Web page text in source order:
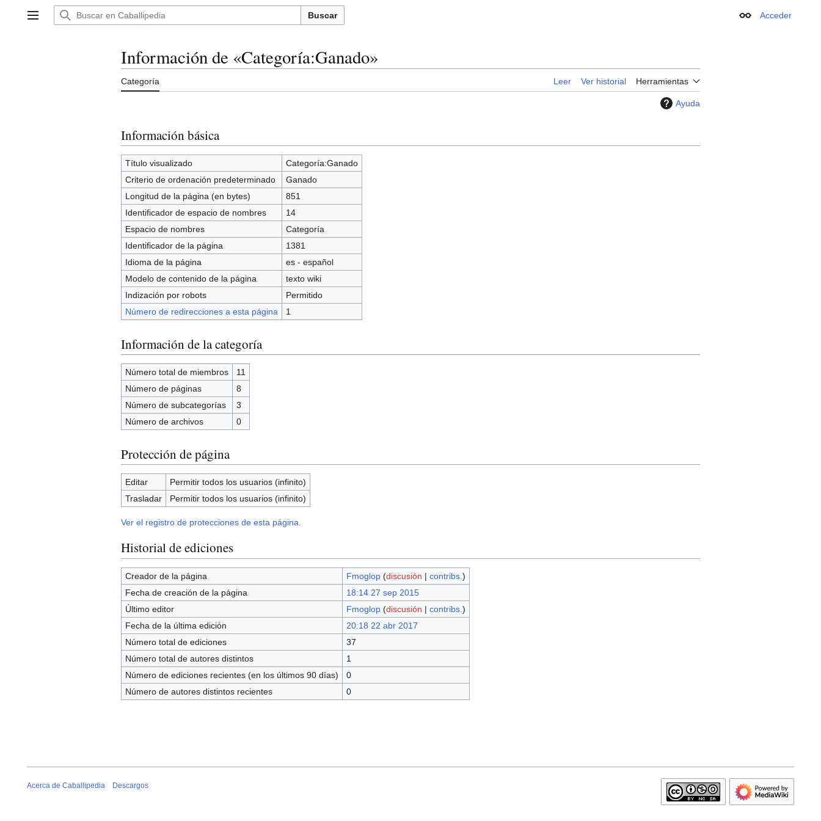
Menú principal Buscar Apariencia
Acceder
Información de «Categoría:Ganado»
Categoría Leer Ver historial Herramientas
Ayuda
Información básica
Título visualizado
Categoría:Ganado
Criterio de ordenación predeterminado
Ganado
Longitud de la página (en bytes)
851
Identificador de espacio de nombres
14
Espacio de nombres
Categoría
Identificador de la página
1381
Idioma de la página
es - español
Modelo de contenido de la página
texto wiki
Indización por robots
Permitido
Número de redirecciones a esta página
1
Información de la categoría
Número total de miembros
11
Número de páginas
8
Número de subcategorías
3
Número de archivos
0
Protección de página
Editar
Permitir todos los usuarios (infinito)
Trasladar
Permitir todos los usuarios (infinito)
Ver el registro de protecciones de esta página.
Historial de ediciones
Creador de la página Fmoglop (discusión | contribs. )
Fecha de creación de la página
18:14 27 sep 2015
Último editor
Fmoglop (discusión | contribs. )
Fecha de la última edición
20:18 22 abr 2017
Número total de ediciones
37
Número total de autores distintos
1
Número de ediciones recientes (en los últimos 90 días)
0
Número de autores distintos recientes
0
Acerca de Caballipedia Descargos